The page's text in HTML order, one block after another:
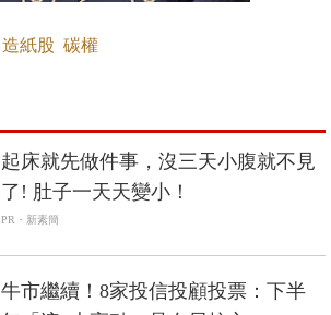
造紙股 碳權
起床就先做件事，沒三天小腹就不見
了! 肚子一天天變小！
PR・新素簡
牛市繼續！8家投信投顧投票：下半